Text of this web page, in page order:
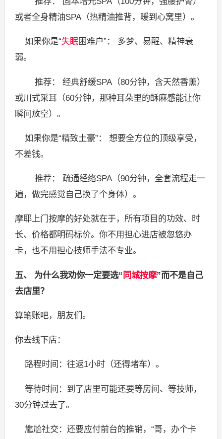
或者全身精油SPA（热精油推背，暖到心窝里）。
如果你是“失眠困难户”： 多梦、易醒、精神衰
弱。
推荐： 经典舒缓SPA（80分钟，含天然香薰）
或川式采耳（60分钟，那种耳朵里的酥麻感能让你
瞬间放空）。
如果你是“精致土豪”： 想要全方位的顶级享受，
不差钱。
推荐： 疏通经络SPA（90分钟，全套流程走一
遍，做完感觉自己换了个身体）。
摩耶上门按摩的好处就在于，所有项目的功效、时
长、价格都明码标价。你不用担心进店被忽悠办
卡，也不用担心技师手法不专业。
五、 为什么我劝你一定要选“ 同城按摩”而不是自己
去店里？
算笔账吧，朋友们。
你去线下店：
路程时间：往返1小时（还得堵车）。
等待时间：到了店里可能还要等房间、等技师，
30分钟过去了。
尴尬社交：还要应付前台的推销，“哥，办个卡